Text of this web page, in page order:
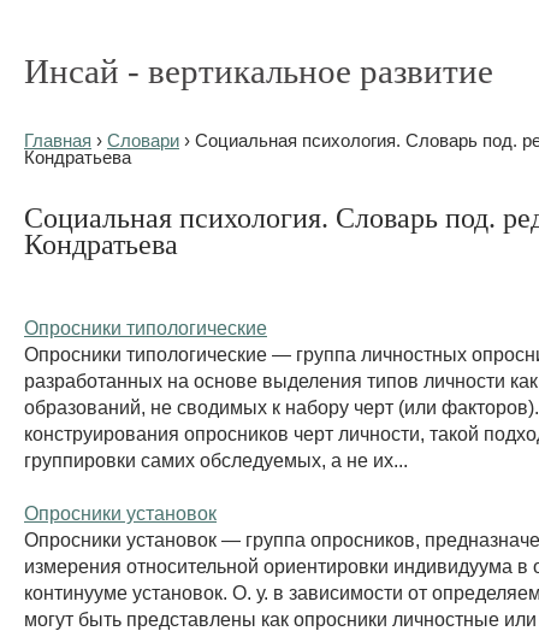
Инсай - вертикальное развитие
Главная › Словари › Социальная психология. Словарь под.
Кондратьева
Социальная психология. Словарь под.
Кондратьева
Опросники типологические
Опросники типологические — группа личностных
разработанных на основе выделения типов личности
образований, не сводимых к набору черт (или
конструирования опросников черт личности, такой
группировки самих обследуемых, а не их...
Опросники установок
Опросники установок — группа опросников,
измерения относительной ориентировки индивидуума
континууме установок. О. у. в зависимости от
могут быть представлены как опросники личностные